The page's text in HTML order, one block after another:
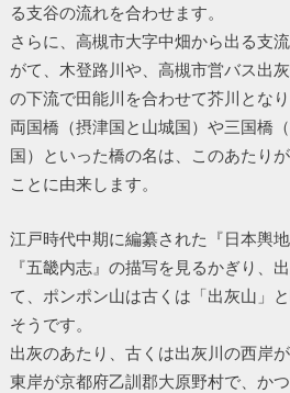
る支谷の流れを合わせます。
さらに、高槻市大字中畑から出る支
がて、木登路川や、高槻市営バス出
の下流で田能川を合わせて芥川とな
両国橋（摂津国と山城国）や三国橋
国）といった橋の名は、このあたり
ことに由来します。
江戸時代中期に編纂された『日本輿
『五畿内志』の描写を見るかぎり、
て、ポンポン山は古くは「出灰山」
そうです。
出灰のあたり、古くは出灰川の西岸
東岸が京都府乙訓郡大原野村で、か